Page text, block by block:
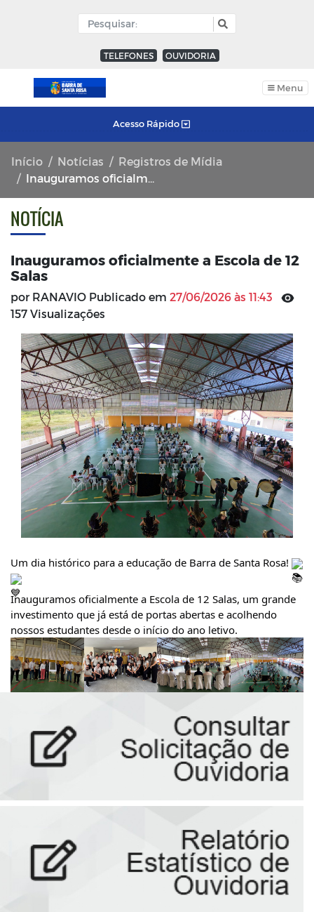
TELEFONES OUVIDORIA
Menu
Acesso Rápido
Início Notícias
Registros de Mídia
Inauguramos oficialmente a Escola de 12 Salas
NOTÍCIA
Inauguramos oficialmente a Escola de 12
Salas
por RANAVIO Publicado em 27/06/2026 às 11:43
157 Visualizações
Um dia histórico para a educação de Barra de Santa Rosa!
Inauguramos oficialmente a Escola de 12 Salas, um grande
investimento que já está de portas abertas e acolhendo
nossos estudantes desde o início do ano letivo.